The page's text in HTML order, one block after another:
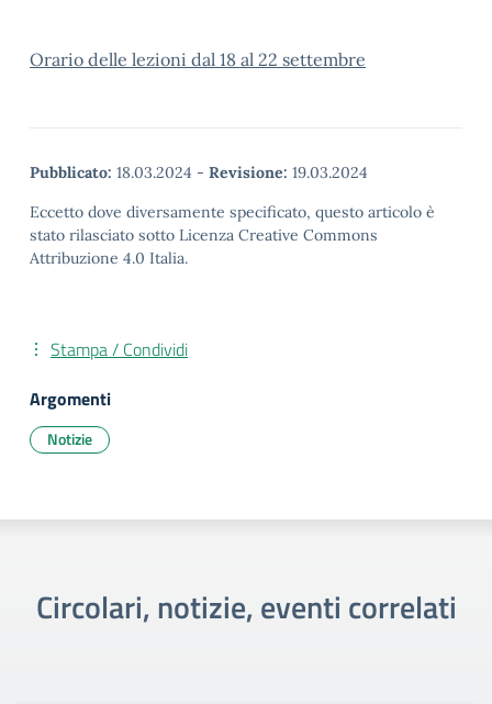
Orario delle lezioni dal 18 al 22 settembre
Pubblicato: 18.03.2024 - Revisione: 19.03.2024
Eccetto dove diversamente specificato, questo articolo è
stato rilasciato sotto Licenza Creative Commons
Attribuzione 4.0 Italia.
Stampa / Condividi
Argomenti
Notizie
Circolari, notizie, eventi correlati